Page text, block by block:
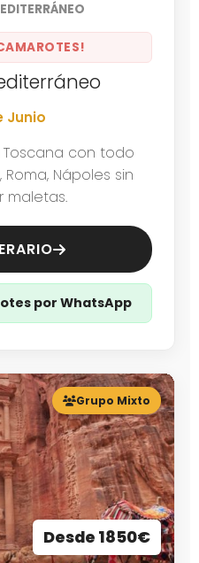
Junio
con todo
Nápoles sin
maletas.
por WhatsApp
Grupo Mixto
Desde 1850€